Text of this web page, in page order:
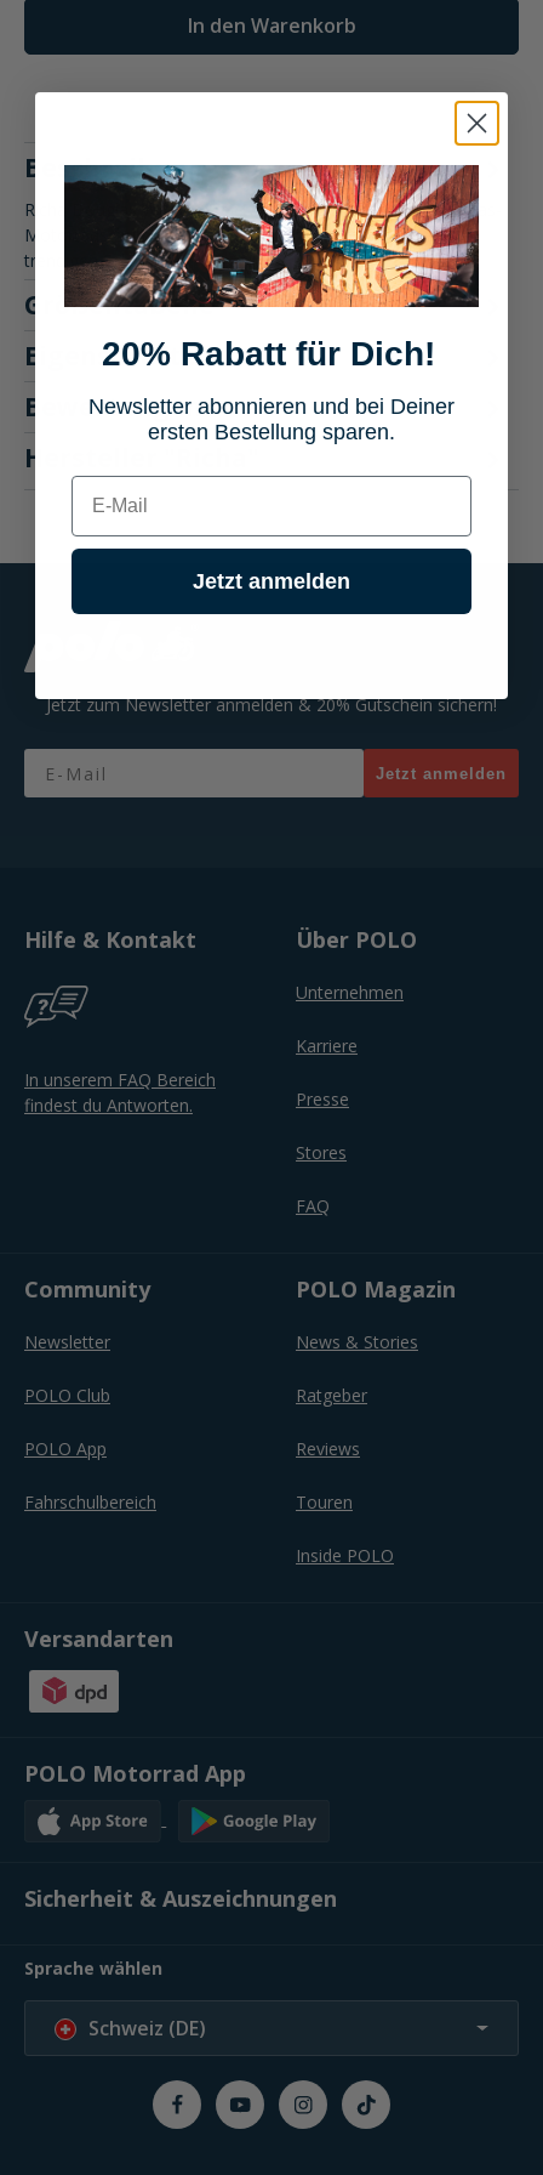
In den Warenkorb
Beschreibung
Richa Douglas WP Sneaker Der wasserdichte Richa Douglas-
Motorradschuh könnte leicht mit einem Schuh aus einem
trendigen Sch…Mehr
Größentabelle
Eigenschaften
Bewertungen
Hersteller "Richa"
Jetzt zum Newsletter anmelden & 20% Gutschein sichern!
Email
Jetzt anmelden
Hilfe & Kontakt
In unserem FAQ Bereich
findest du Antworten.
Über POLO
Unternehmen
Karriere
Presse
Stores
FAQ
Community
Newsletter
POLO Club
POLO App
Fahrschulbereich
POLO Magazin
News & Stories
Ratgeber
Reviews
Touren
Inside POLO
Versandarten
POLO Motorrad App
Sicherheit & Auszeichnungen
Sprache wählen
Schweiz (DE)
20% Rabatt für Dich!
Newsletter abonnieren und bei Deiner
ersten Bestellung sparen.
E-mail
Jetzt anmelden